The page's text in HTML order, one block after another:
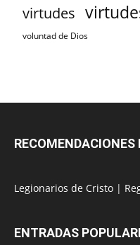
virtudes
voluntad de Dios
RECOMENDACIONES
Legionarios de Cristo |
ENTRADAS